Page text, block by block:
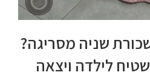
שניה מסריגה?
לילדה ויצאה